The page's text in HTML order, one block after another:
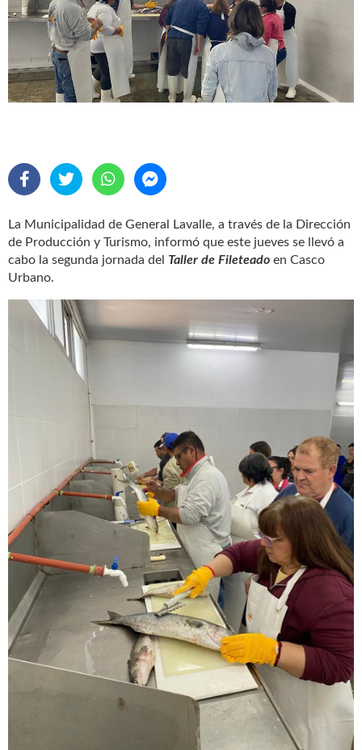
La Municipalidad de General Lavalle, a través de la Dirección
de Producción y Turismo, informó que este jueves se llevó a
cabo la segunda jornada del Taller de Fileteado en Casco
Urbano.